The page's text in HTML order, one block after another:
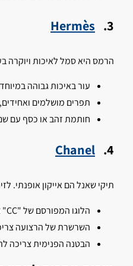
3.
Hermès
הרמס היא סמל לאיכות ויוקרה
עור באיכות גבוהה
תפרים מושלמים
חותמת זהב או כסף עם
4.
Chanel
תיקי שאנל הם אייקון אופנתי.
הלוגו המפורסם של "CC" צריך להיות מדויק ומוטבע היטב.
השרשרת של הרצועה
הבטנה הפנימית צריכה